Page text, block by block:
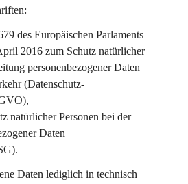
des Europäischen Parlaments
2016 zum Schutz natürlicher
personenbezogener Daten
(Datenschutz-
natürlicher Personen bei der
Daten
Daten lediglich in technisch